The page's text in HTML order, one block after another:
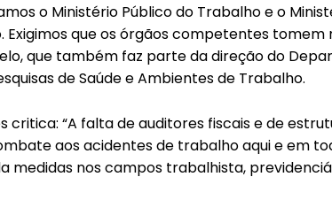
o Ministério Público do Trabalho e o
Exigimos que os órgãos competentes tomem
que também faz parte da direção do
de Saúde e Ambientes de Trabalho.
critica: “A falta de auditores fiscais e de
aos acidentes de trabalho aqui e em
medidas nos campos trabalhista,